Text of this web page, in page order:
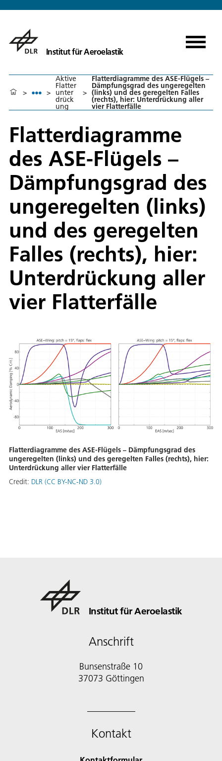
Institut für Aeroelastik
> >
Aktive
Flatter
unter
drück
ung
>
Flatterdiagramme des ASE-Flügels –
Dämpfungsgrad des ungeregelten
(links) und des geregelten Falles
(rechts), hier: Unterdrückung aller
vier Flatterfälle
Flatterdiagramme
des ASE-Flügels –
Dämpfungsgrad des
ungeregelten (links)
und des geregelten
Falles (rechts), hier:
Unterdrückung aller
vier Flatterfälle
Flatterdiagramme des ASE-Flügels – Dämpfungsgrad des
ungeregelten (links) und des geregelten Falles (rechts), hier:
Unterdrückung aller vier Flatterfälle
Credit: DLR (CC BY-NC-ND 3.0)
Institut für Aeroelastik
Anschrift
Bunsenstraße 10
37073 Göttingen
Kontakt